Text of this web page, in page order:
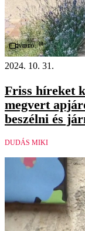
Videó 18+
2024. 10. 31.
Friss híreket
megvert
beszélni és
DUDÁS MIKI